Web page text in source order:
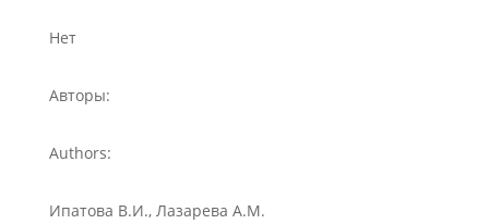
Нет
Авторы:
Authors:
Ипатова В.И., Лазарева А.М.